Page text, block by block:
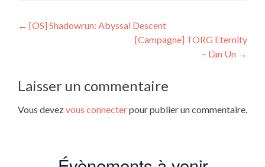
Navigation
← [OS] Shadowrun: Abyssal Descent
[Campagne] TORG Eternity
– L’an Un →
Laisser un commentaire
Vous devezvous connecterpour publier un commentaire.